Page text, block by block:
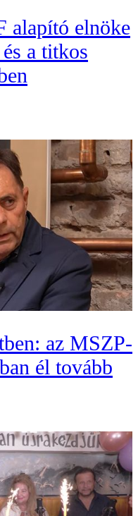
alapító elnöke
a titkos
az MSZP-
él tovább